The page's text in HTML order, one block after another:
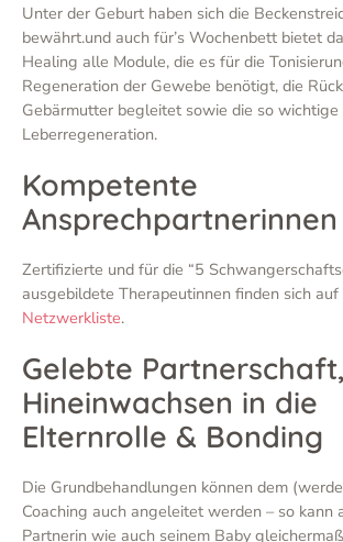
Unter der Geburt haben sich die
bewährt.und auch für’s Wochenbett bietet
Healing alle Module, die es für die
Regeneration der Gewebe benötigt, die
Gebärmutter begleitet sowie die so wichtige
Leberregeneration.
Kompetente
Ansprechpartnerinnen
Zertifizierte und für die “5
ausgebildete Therapeutinnen finden sich auf
Netzwerkliste.
Gelebte Partnerschaft,
Hineinwachsen in die
Elternrolle & Bonding
Die Grundbehandlungen können dem
Coaching auch angeleitet werden – so kann
Partnerin wie auch seinem Baby